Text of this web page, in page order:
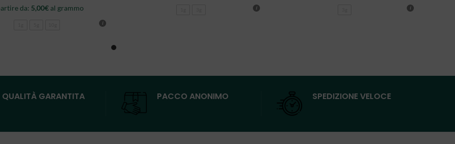
da: 5,00€ al grammo
QUALITÀ GARANTITA PACCO ANONIMO SPEDIZIONE VELOCE